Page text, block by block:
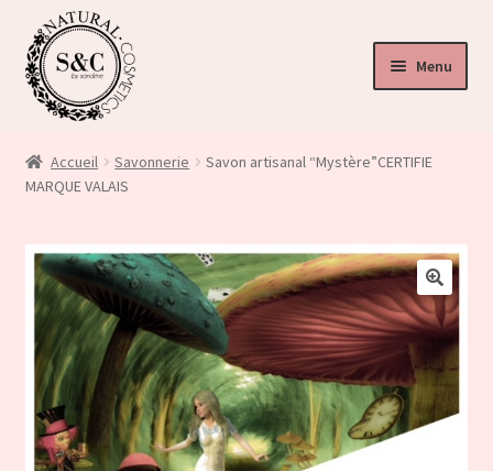
Menu
Accueil Savonnerie
Savon artisanal “Mystère”CERTIFIE
MARQUE VALAIS
🔍